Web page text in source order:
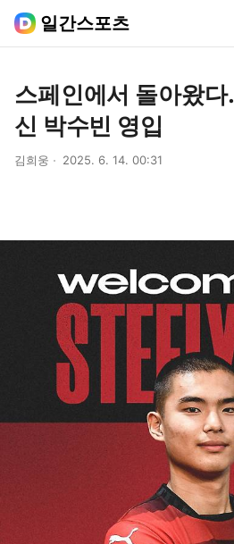
일간스포츠
스페인에서 돌아왔
신 박수빈 영입
김희웅 2025. 6. 14. 00:31